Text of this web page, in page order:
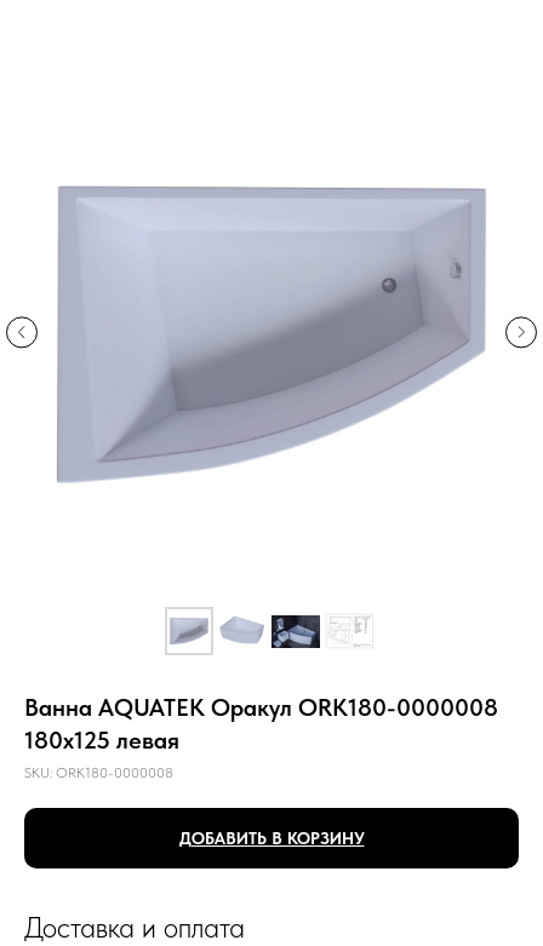
Ванна AQUATEK Оракул ORK180-0000008
180х125 левая
SKU: ORK180-0000008
ДОБАВИТЬ В КОРЗИНУ
Доставка и оплата